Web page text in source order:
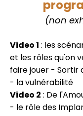
(non
Video 1 : les
et les rôles qu'on
faire jouer - Sortir
- la vulnérabilité
Video 2 : De
- le rôle des